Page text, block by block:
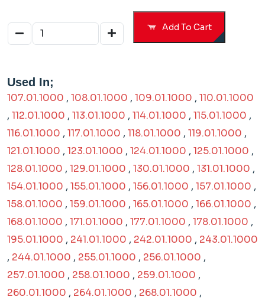
Add To Cart
Used In;
107.01.1000 , 108.01.1000 , 109.01.1000 , 110.01.1000
, 112.01.1000 , 113.01.1000 , 114.01.1000 , 115.01.1000 ,
116.01.1000 , 117.01.1000 , 118.01.1000 , 119.01.1000 ,
121.01.1000 , 123.01.1000 , 124.01.1000 , 125.01.1000 ,
128.01.1000 , 129.01.1000 , 130.01.1000 , 131.01.1000 ,
154.01.1000 , 155.01.1000 , 156.01.1000 , 157.01.1000 ,
158.01.1000 , 159.01.1000 , 165.01.1000 , 166.01.1000 ,
168.01.1000 , 171.01.1000 , 177.01.1000 , 178.01.1000 ,
195.01.1000 , 241.01.1000 , 242.01.1000 , 243.01.1000
, 244.01.1000 , 255.01.1000 , 256.01.1000 ,
257.01.1000 , 258.01.1000 , 259.01.1000 ,
260.01.1000 , 264.01.1000 , 268.01.1000 ,